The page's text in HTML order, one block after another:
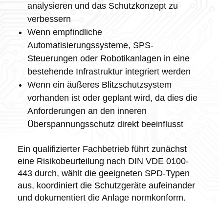
analysieren und das Schutzkonzept zu
verbessern
Wenn empfindliche
Automatisierungssysteme, SPS-
Steuerungen oder Robotikanlagen in eine
bestehende Infrastruktur integriert werden
Wenn ein äußeres Blitzschutzsystem
vorhanden ist oder geplant wird, da dies die
Anforderungen an den inneren
Überspannungsschutz direkt beeinflusst
Ein qualifizierter Fachbetrieb führt zunächst
eine Risikobeurteilung nach DIN VDE 0100-
443 durch, wählt die geeigneten SPD-Typen
aus, koordiniert die Schutzgeräte aufeinander
und dokumentiert die Anlage normkonform.